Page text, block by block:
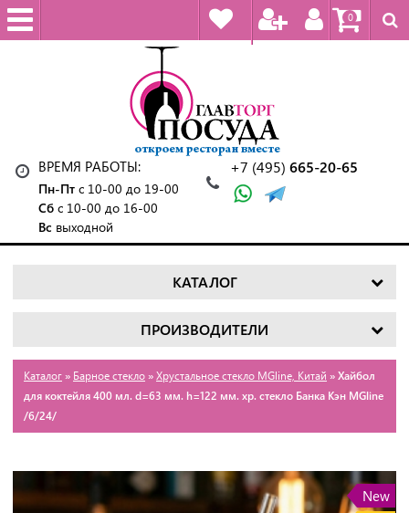
0
ВРЕМЯ РАБОТЫ:
Пн-Пт с 10-00 до 19-00
Сб с 10-00 до 16-00
Вс выходной
+7 (495) 665-20-65
КАТАЛОГ
ПРОИЗВОДИТЕЛИ
Каталог » Барное стекло » Хрустальное стекло MGline, Китай » Хайбол
для коктейля 400 мл. d=63 мм. h=122 мм. хр. стекло Банка Кэн MGline
/6/24/
New